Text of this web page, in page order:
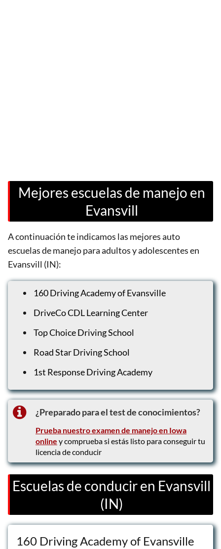
Mejores escuelas de manejo en
Evansvill
A continuación te indicamos las mejores auto
escuelas de manejo para adultos y adolescentes en
Evansvill (IN):
160 Driving Academy of Evansville
DriveCo CDL Learning Center
Top Choice Driving School
Road Star Driving School
1st Response Driving Academy
¿Preparado para el test de conocimientos?
Prueba nuestro examen de manejo en Iowa
online y comprueba si estás listo para conseguir tu
licencia de conducir
Escuelas de conducir en Evansvill
(IN)
160 Driving Academy of Evansville